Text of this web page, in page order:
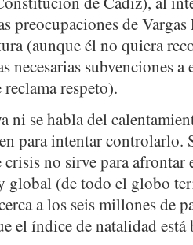
preocupaciones de
(aunque él no quiera
necesarias subvenciones a
respeto).
ni se habla del
para intentar controlarlo.
no sirve para
global (de todo el globo
a los seis millones de
el índice de natalidad está